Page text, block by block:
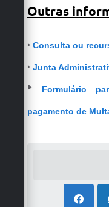
Outras
‣ Consulta ou
‣ Junta
‣ Formulário
pagamento de